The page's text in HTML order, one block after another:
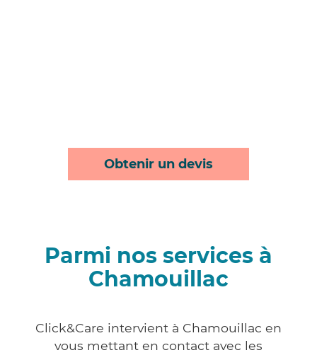
Obtenir un devis
Parmi nos services à
Chamouillac
Click&Care intervient à Chamouillac en
vous mettant en contact avec les